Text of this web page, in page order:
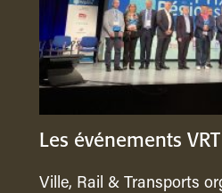
Les événements VRT
Ville, Rail & Transports